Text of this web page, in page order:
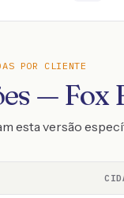
POR CLIENTE
— Fox
esta versão